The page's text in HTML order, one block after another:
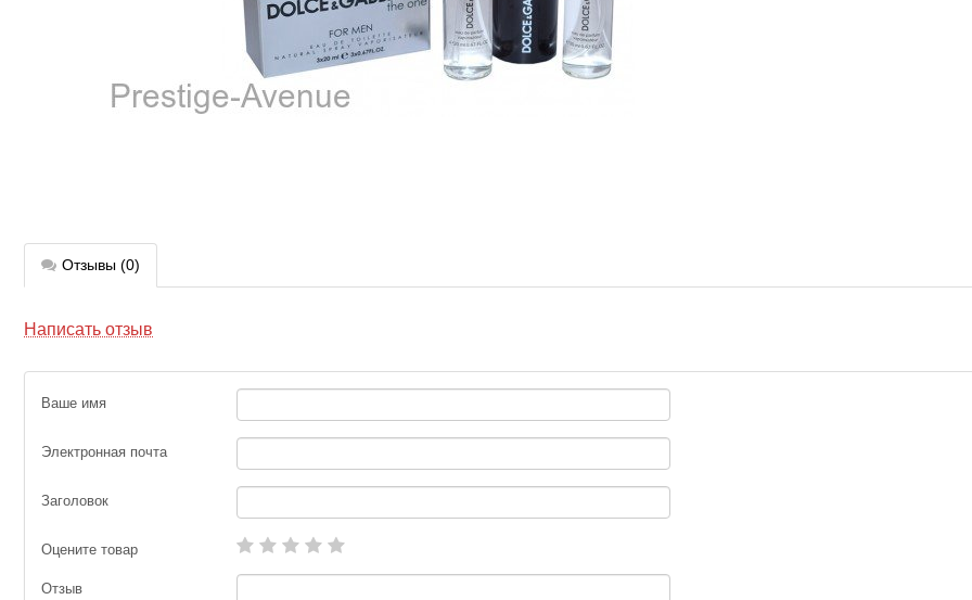
Отзывы (0)
Написать отзыв
Ваше имя
Электронная почта
Заголовок
Оцените товар
Отзыв